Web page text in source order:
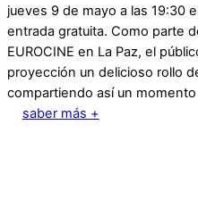
jueves 9 de mayo a las 19:30
entrada gratuita. Como parte
EUROCINE en La Paz, el
proyección un delicioso rollo
compartiendo así un
saber más +